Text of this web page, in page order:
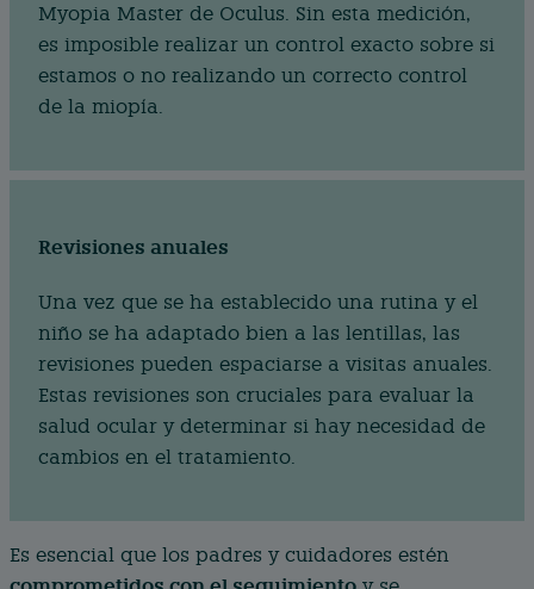
Myopia Master de Oculus. Sin esta medición,
es imposible realizar un control exacto sobre si
estamos o no realizando un correcto control
de la miopía.
Revisiones anuales
Una vez que se ha establecido una rutina y el
niño se ha adaptado bien a las lentillas, las
revisiones pueden espaciarse a visitas anuales.
Estas revisiones son cruciales para evaluar la
salud ocular y determinar si hay necesidad de
cambios en el tratamiento.
Es esencial que los padres y cuidadores estén